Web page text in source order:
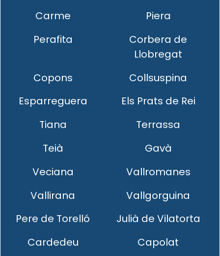
Carme
Piera
Perafita
Corbera de
Llobregat
Copons
Collsuspina
Esparreguera
Els Prats de Rei
Tiana
Terrassa
Teià
Gavà
Veciana
Vallromanes
Vallirana
Vallgorguina
Pere de Torelló
Julià de Vilatorta
Cardedeu
Capolat